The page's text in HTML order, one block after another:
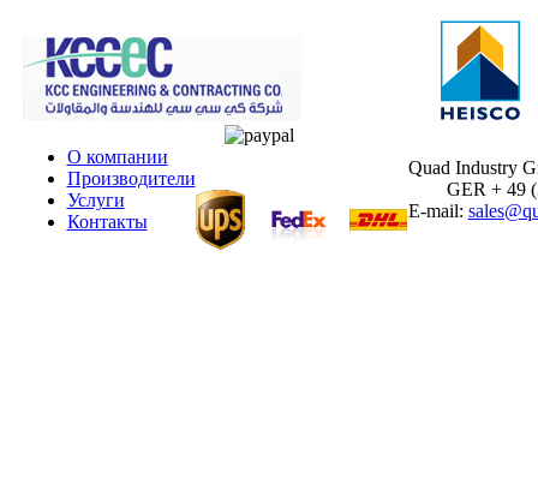
О компании
Производители
Услуги
Контакты
Quad Industry
GER + 49
E-mail: